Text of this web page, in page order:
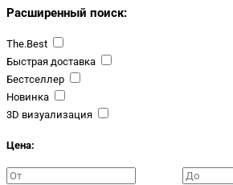
Расширенный поиск:
The.Best
Быстрая доставка
Бестселлер
Новинка
3D визуализация
Цена: